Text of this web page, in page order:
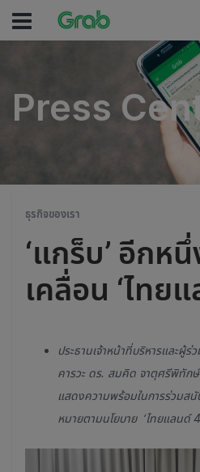
Press Press
ธุรกิจของเรา
‘แกร็บ’ อีกห
เคลื่อน ‘ไทย
ประธานเจ้าหน้าที่บริหารและผู้ร่
คารวะ ดร. สมคิด จาตุศรีพิทัก
แสดงความพร้อมในการร่วมสนั
หมายตามนโยบาย ‘ไทยแลนด์